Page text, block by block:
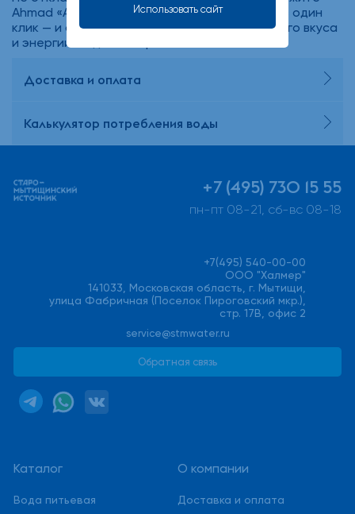
Ahmad «Английский Завтрак» 100 пакетиков в один
клик — и обеспечьте себя запасом эталонного вкуса
и энергии на долгое время!
Доставка и оплата
Калькулятор потребления воды
Каталог
Вода питьевая
О компании
Доставка и оплата
+7 (495) 730 15 55
пн-пт 08-21, сб-вс 08-18
+7(495) 540-00-00
ООО "Халмер"
141033, Московская область, г. Мытищи,
улица Фабричная (Поселок Пироговский мкр.),
стр. 17В, офис 2
service@stmwater.ru
Обратная связь
Использовать сайт